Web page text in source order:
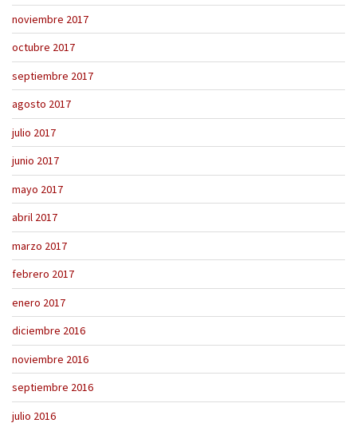
noviembre 2017
octubre 2017
septiembre 2017
agosto 2017
julio 2017
junio 2017
mayo 2017
abril 2017
marzo 2017
febrero 2017
enero 2017
diciembre 2016
noviembre 2016
septiembre 2016
julio 2016